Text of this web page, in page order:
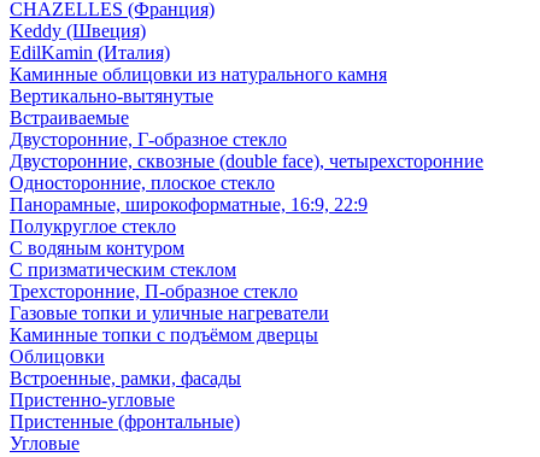
CHAZELLES (Франция)
Keddy (Швеция)
EdilKamin (Италия)
Каминные облицовки из натурального камня
Вертикально-вытянутые
Встраиваемые
Двусторонние, Г-образное стекло
Двусторонние, сквозные (double face), четырехсторонние
Односторонние, плоское стекло
Панорамные, широкоформатные, 16:9, 22:9
Полукруглое стекло
С водяным контуром
С призматическим стеклом
Трехсторонние, П-образное стекло
Газовые топки и уличные нагреватели
Каминные топки с подъёмом дверцы
Облицовки
Встроенные, рамки, фасады
Пристенно-угловые
Пристенные (фронтальные)
Угловые